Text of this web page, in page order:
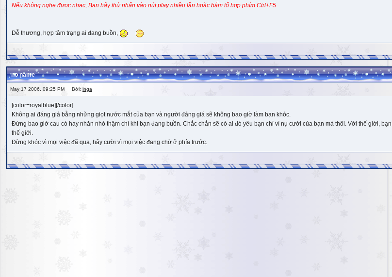
Nếu không nghe được nhạc, Bạn hãy thử nhấn vào nút play nhiều lần hoặc bấm tổ hợp phím Ctrl+F5
Dễ thương, hợp tâm trạng ai đang buồn,
no name
May 17 2006, 09:25 PM Bởi: inga
[color=royalblue][/color]
Không ai đáng giá bằng những giọt nước mắt của bạn và người đáng giá sẽ không bao giờ làm bạn khóc.
Đừng bao giờ cau có hay nhăn nhó thậm chí khi bạn đang buồn. Chắc chắn sẽ có ai đó yêu bạn chỉ vì nụ cười của bạn mà thôi. Với thế giới,
thế giới.
Đừng khóc vì mọi việc đã qua, hãy cười vì mọi việc đang chờ ở phía trước.